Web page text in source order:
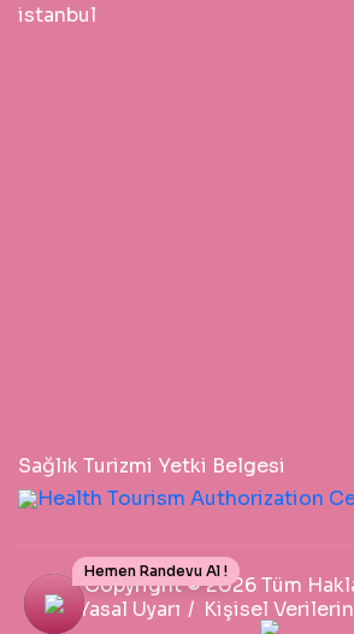
istanbul
Sağlık Turizmi Yetki Belgesi
Copyright © 2026 Tüm
Yasal Uyarı
Kişisel Verilerin
Hemen Randevu Al !